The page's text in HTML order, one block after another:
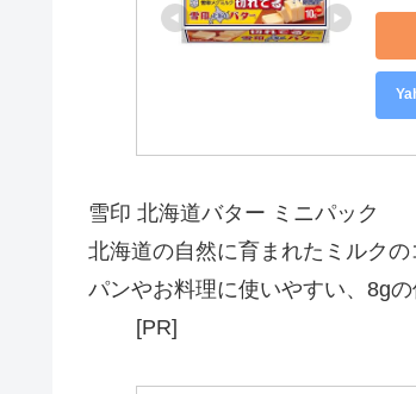
雪印 北海道バター ミニパック
北海道の自然に育まれたミルクの
パンやお料理に使いやすい、8gの
[PR]